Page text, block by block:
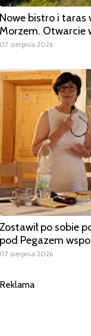
Nowe bistro i taras
Morzem. Otwarcie
07 sierpnia 2026
Zostawił po sobie
pod Pegazem
07 sierpnia 2026
Reklama